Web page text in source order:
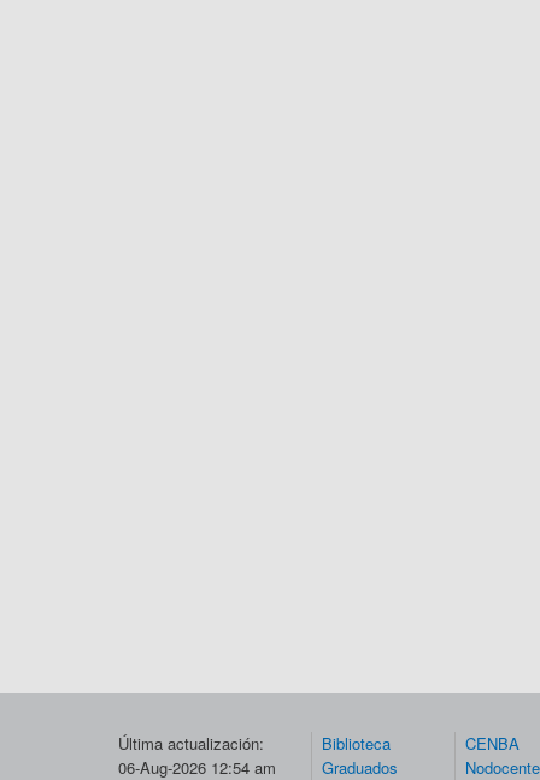
Última actualización:
06-Aug-2026 12:54 am
Biblioteca
Graduados
CENBA